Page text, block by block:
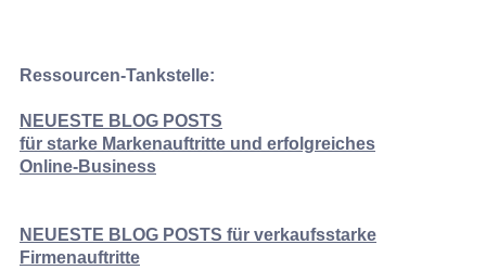
Ressourcen-Tankstelle:
NEUESTE BLOG POSTS
für starke Markenauftritte und erfolgreiches
Online‑Business
NEUESTE BLOG POSTS für verkaufsstarke
Firmenauftritte